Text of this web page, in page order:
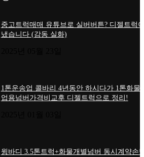
중고트럭매매 유튜브로 실버버튼? 디젤트럭
냈습니다 (감동 실화)
1톤운송업 콜바리 4년동안 하시다가 1톤화물
업용넘버가격비교후 디젤트럭으로 정리!
윙바디 3.5톤트럭+화물개별넘버 동시계약손